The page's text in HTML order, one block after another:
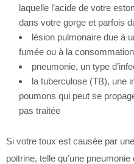
laquelle l’acide de votre
dans votre gorge et parfois
lésion pulmonaire due à
fumée ou à la
pneumonie, un type
la tuberculose (TB), une
poumons qui peut se
pas traitée
Si votre toux est causée par
poitrine, telle qu’une